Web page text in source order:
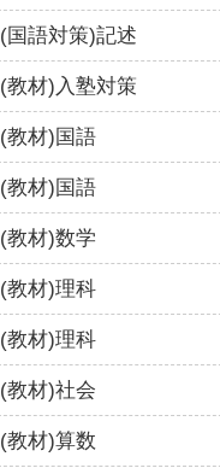
(国語対策)記述
(教材)入塾対策
(教材)国語
(教材)国語
(教材)数学
(教材)理科
(教材)理科
(教材)社会
(教材)算数